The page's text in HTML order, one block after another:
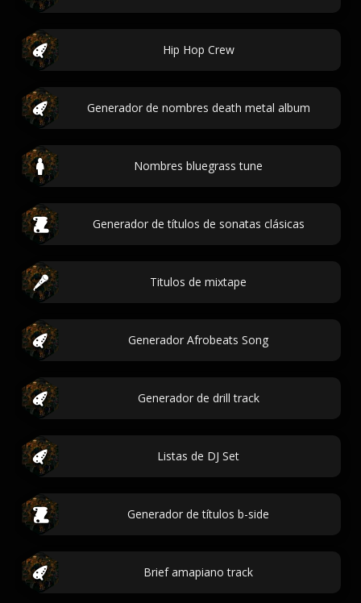
Hip Hop Crew
Generador de nombres death metal album
Nombres bluegrass tune
Generador de títulos de sonatas clásicas
Titulos de mixtape
Generador Afrobeats Song
Generador de drill track
Listas de DJ Set
Generador de títulos b-side
Brief amapiano track